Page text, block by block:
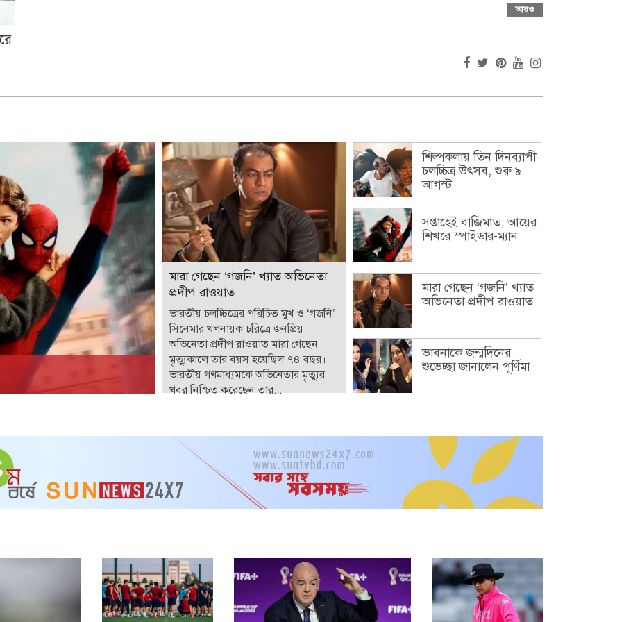
আরও
মারা গেছেন ‘গজনি’ খ্যাত অভিনেতা
প্রদীপ রাওয়াত
ভারতীয় চলচ্চিত্রের পরিচিত মুখ ও ‘গজনি’
সিনেমার খলনায়ক চরিত্রে জনপ্রিয়
অভিনেতা প্রদীপ রাওয়াত মারা গেছেন।
মৃত্যুকালে তার বয়স হয়েছিল ৭৪ বছর।
ভারতীয় গণমাধ্যমকে অভিনেতার মৃত্যুর
খবর নিশ্চিত করেছেন তার...
শিল্পকলায় তিন দিনব্যাপী
চলচ্চিত্র উৎসব, শুরু ৯
আগস্ট
সপ্তাহেই বাজিমাত, আয়ের
শিখরে স্পাইডার-ম্যান
মারা গেছেন ‘গজনি’ খ্যাত
অভিনেতা প্রদীপ রাওয়াত
ভাবনাকে জন্মদিনের
শুভেচ্ছা জানালেন পূর্ণিমা